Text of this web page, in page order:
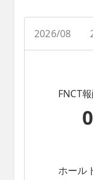
2026/08
FNCT
ホール